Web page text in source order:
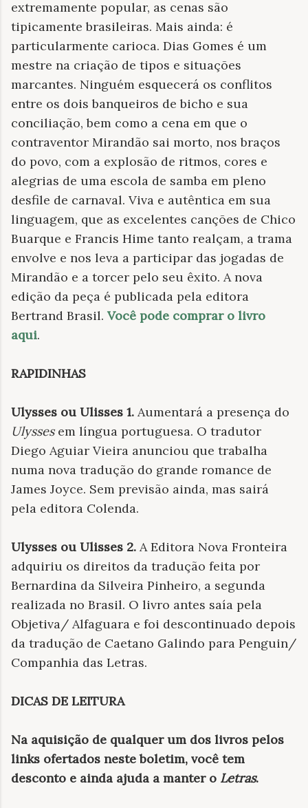
extremamente popular, as cenas são
tipicamente brasileiras. Mais ainda: é
particularmente carioca. Dias Gomes é um
mestre na criação de tipos e situações
marcantes. Ninguém esquecerá os conflitos
entre os dois banqueiros de bicho e sua
conciliação, bem como a cena em que o
contraventor Mirandão sai morto, nos braços
do povo, com a explosão de ritmos, cores e
alegrias de uma escola de samba em pleno
desfile de carnaval. Viva e autêntica em sua
linguagem, que as excelentes canções de Chico
Buarque e Francis Hime tanto realçam, a trama
envolve e nos leva a participar das jogadas de
Mirandão e a torcer pelo seu êxito. A nova
edição da peça é publicada pela editora
Bertrand Brasil. Você pode comprar o livro
aqui.
RAPIDINHAS
Ulysses ou Ulisses 1. Aumentará a presença do
Ulyssesem língua portuguesa. O tradutor
Diego Aguiar Vieira anunciou que trabalha
numa nova tradução do grande romance de
James Joyce. Sem previsão ainda, mas sairá
pela editora Colenda.
Ulysses ou Ulisses 2. A Editora Nova Fronteira
adquiriu os direitos da tradução feita por
Bernardina da Silveira Pinheiro, a segunda
realizada no Brasil. O livro antes saía pela
Objetiva/ Alfaguara e foi descontinuado depois
da tradução de Caetano Galindo para Penguin/
Companhia das Letras.
DICAS DE LEITURA
Na aquisição de qualquer um dos livros pelos
links ofertados neste boletim, você tem
desconto e ainda ajuda a manter o Letras.